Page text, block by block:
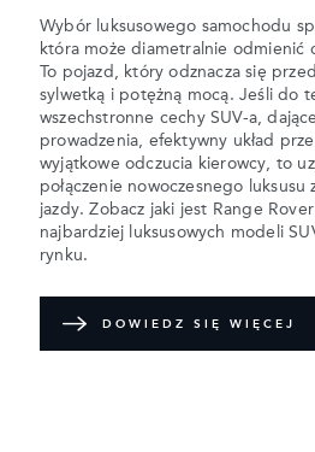
Wybór luksusowego samochodu
która może diametralnie odmienić
To pojazd, który odznacza się
sylwetką i potężną mocą. Jeśli do
wszechstronne cechy SUV-a,
prowadzenia, efektywny układ
wyjątkowe odczucia kierowcy, to
połączenie nowoczesnego
jazdy. Zobacz jaki jest Range
najbardziej luksusowych modeli
rynku.
DOWIEDZ SIĘ WIĘCEJ